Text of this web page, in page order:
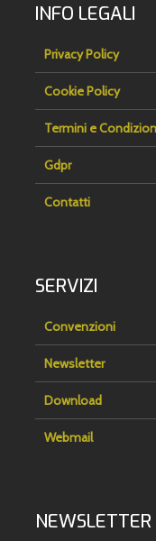
INFO LEGALI
Privacy Policy
Cookie Policy
Termini e
Gdpr
Contatti
SERVIZI
Convenzioni
Newsletter
Download
Webmail
NEWSLETTER